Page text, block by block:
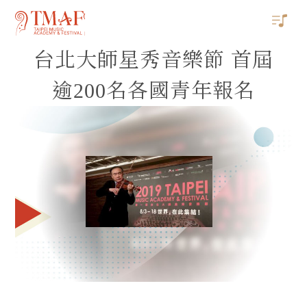
台北大師星秀音樂節 首屆
逾200名各國青年報名